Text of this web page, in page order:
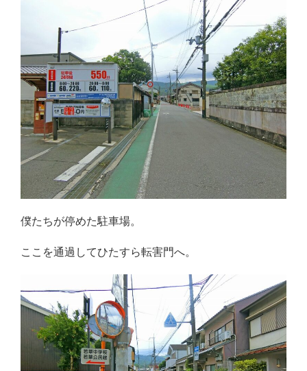
僕たちが停めた駐車場。
ここを通過してひたすら転害門へ。